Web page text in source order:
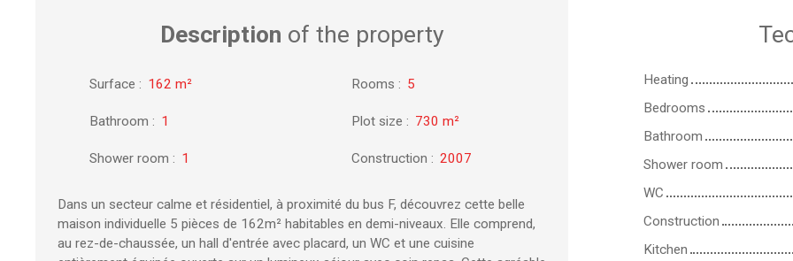
Description of the property
Surface : 162 m² Rooms : 5
Bathroom : 1 Plot size : 730 m²
Shower room : 1 Construction : 2007
Dans un secteur calme et résidentiel, à proximité du bus F, découvrez cette belle
maison individuelle 5 pièces de 162m² habitables en demi-niveaux. Elle comprend,
au rez-de-chaussée, un hall d'entrée avec placard, un WC et une cuisine
Heating
Bedrooms
Bathroom
Shower room
WC
Construction
Kitchen